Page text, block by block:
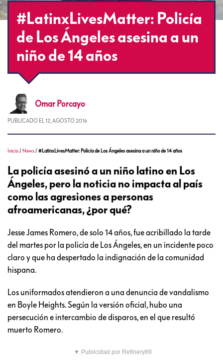
#LatinxLivesMatter: Policía
de Los Ángeles asesina a un
niño de 14 años
Omar Porcayo
PUBLICADO EL 12, AGOSTO 2016
Inicio / News /#LatinxLivesMatter: Policía de Los Ángeles asesina a un niño de 14 años
La policía asesinó a un niño latino en Los
Ángeles, pero la noticia no impacta al país
como las agresiones a personas
afroamericanas, ¿por qué?
Jesse James Romero, de solo 14 años, fue acribillado la tarde
del martes por la policía de Los Ángeles, en un incidente poco
claro y que ha despertado la indignación de la comunidad
hispana.
Los uniformados atendieron a una denuncia de vandalismo
en Boyle Heights. Según la versión oficial, hubo una
persecución e intercambio de disparos, en el que resultó
muerto Romero.
▼ Publicidad por Refinery89